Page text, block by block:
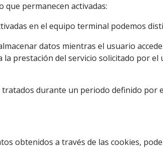
que permanecen activadas:
en el equipo terminal podemos
datos mientras el usuario
prestación del servicio solicitado por el
durante un periodo definido
obtenidos a través de las cookies,